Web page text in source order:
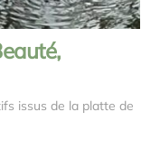
issus de la platte de